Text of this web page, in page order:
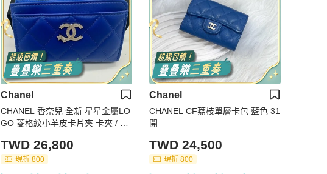
Chanel
CHANEL 香奈兒 全新 星星金屬LO
GO 菱格紋小羊皮卡片夾 卡夾 / 零
TWD 26,800
現折 800
Chanel
CHANEL CF荔枝單層卡包 藍色 31
開
TWD 24,500
現折 800